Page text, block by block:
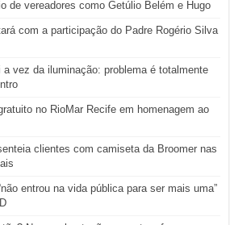
de vereadores como Getúlio Belém e Hugo
com a participação do Padre Rogério Silva
a vez da iluminação: problema é totalmente
no RioMar Recife em homenagem ao
clientes com camiseta da Broomer nas
entrou na vida pública para ser mais uma”